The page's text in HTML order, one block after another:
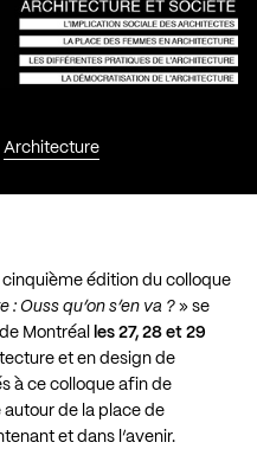
Architecture
cinquième édition du colloque
Ouss qu’on s’en va ? » se
Montréal
les 27, 28 et 29
et en design de
à ce colloque afin de
de la place de
et dans l’avenir.